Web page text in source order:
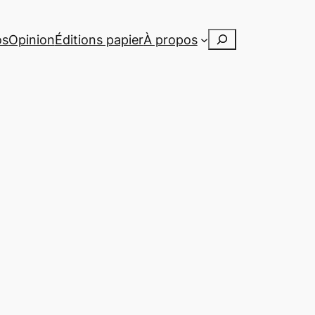
OpinionÉditions papierÀ propos Rechercher